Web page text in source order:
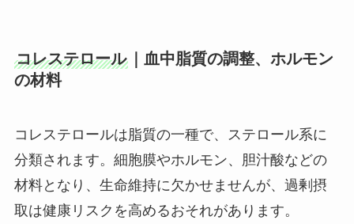
コレステロール｜血中脂質の調整、ホルモン
の材料
コレステロールは脂質の一種で、ステロール系に
分類されます。細胞膜やホルモン、胆汁酸などの
材料となり、生命維持に欠かせませんが、過剰摂
取は健康リスクを高めるおそれがあります。